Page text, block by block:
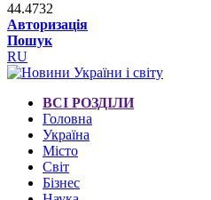
44.4732
Авторизація
Пошук
RU
ВСІ РОЗДІЛИ
Головна
Україна
Місто
Світ
Бізнес